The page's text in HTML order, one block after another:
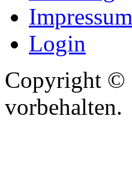
Impressum
Login
Copyright ©
vorbehalten.